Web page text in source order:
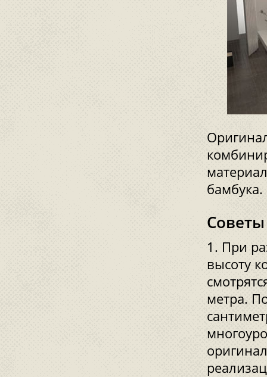
бамбука.
При
высоту
метра.